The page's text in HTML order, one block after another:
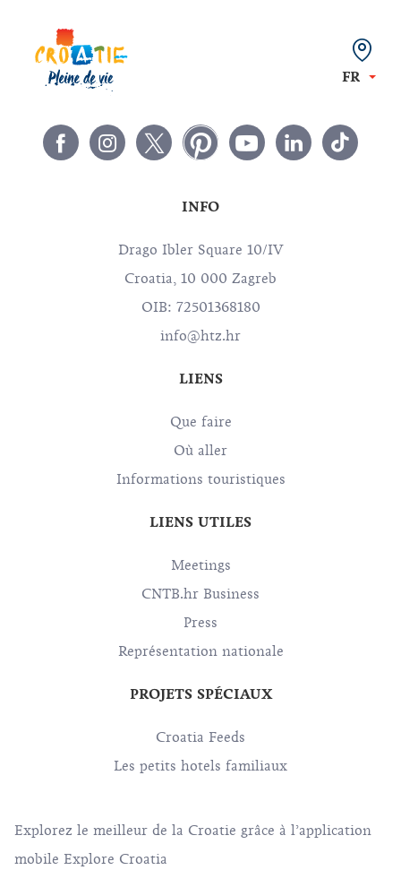
FR
INFO
Drago Ibler Square 10/IV
Croatia, 10 000 Zagreb
OIB: 72501368180
info@htz.hr
LIENS
Que faire
Où aller
Informations touristiques
LIENS UTILES
Meetings
CNTB.hr Business
Press
Représentation nationale
PROJETS SPÉCIAUX
Croatia Feeds
Les petits hotels familiaux
Explorez le meilleur de la Croatie grâce à l’application
mobile Explore Croatia